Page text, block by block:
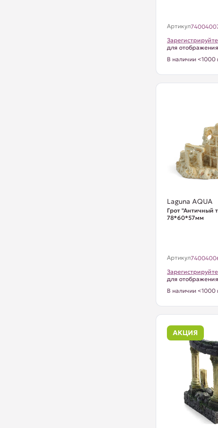
Артикул
для
В наличии <1000
Laguna AQUA
Грот "Античный
78*60*57мм
Артикул
для
В наличии <1000
АКЦИЯ